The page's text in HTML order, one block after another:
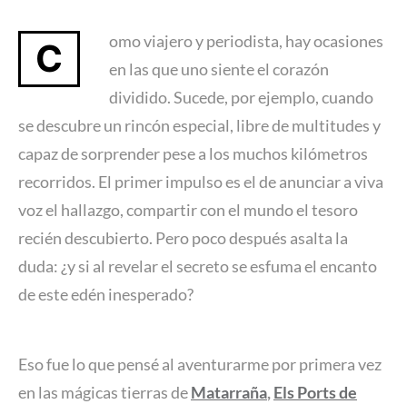
C
omo viajero y periodista, hay ocasiones
en las que uno siente el corazón
dividido. Sucede, por ejemplo, cuando
se descubre un rincón especial, libre de multitudes y
capaz de sorprender pese a los muchos kilómetros
recorridos. El primer impulso es el de anunciar a viva
voz el hallazgo, compartir con el mundo el tesoro
recién descubierto. Pero poco después asalta la
duda: ¿y si al revelar el secreto se esfuma el encanto
de este edén inesperado?
Eso fue lo que pensé al aventurarme por primera vez
en las mágicas tierras deMatarraña, Els Ports de